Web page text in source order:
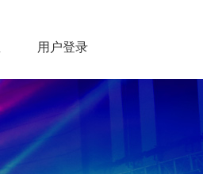
用户登录